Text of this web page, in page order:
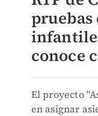
pruebas
conoce
El proyecto
en asignar